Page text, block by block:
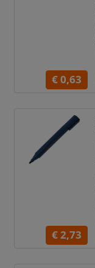
€ 0,63
€ 2,73